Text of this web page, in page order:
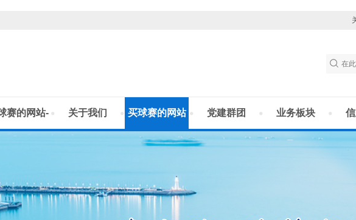
业务板块
党建群团
买球赛的网站
关于我们
赛的网站-